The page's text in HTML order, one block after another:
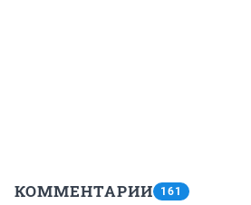
КОММЕНТАРИИ 161